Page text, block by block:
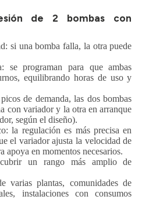
de 2 bombas con
si una bomba falla, la otra puede
se programan para que ambas
equilibrando horas de uso y
de demanda, las dos bombas
con variador y la otra en arranque
según el diseño).
la regulación es más precisa en
el variador ajusta la velocidad de
apoya en momentos necesarios.
cubrir un rango más amplio de
varias plantas, comunidades de
instalaciones con consumos